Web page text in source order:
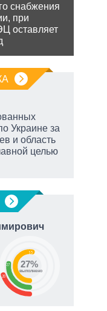
снабжения
при
оставляет
Украине за
и область
целью
20
27
53
27%
выполнено